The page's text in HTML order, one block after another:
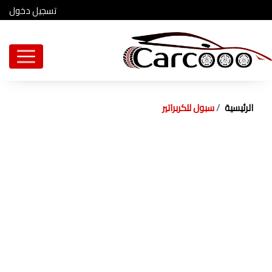
تسجيل دخول
الرئيسية سبول للكربراتير